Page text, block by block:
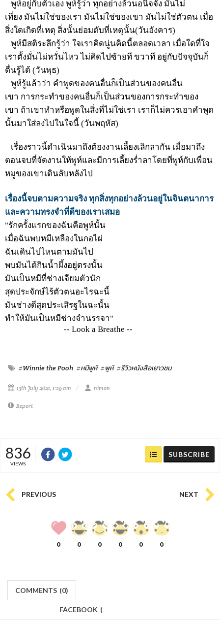
พูห์อยู่กับตัวเอง พูห์รู้ว่า ทุกอย่างล้วนอนิจจัง มันไม่
เที่ยง มันไม่ใช่ของเรา มันไม่ใช่ของเขา มันไม่ใช่ตัวตน เมื่อ
สิ่งใดเกิดที่เหตุ สิ่งนั้นย่อมดับที่เหตุนั้น(วันอังคาร)
พูห์มีสติระลึกรู้ว่า ใจเราคิดนู่นคิดนี้ตลอดเวลา เมื่อใดที่ใจ
เราตั้งมั่นไม่หวั่นไหว ไม่คิดไปซ้ายที ขวาที อยู่กับปัจจุบันก็
ตื่นรู้ได้ (วันพุธ)
พูห์รู้แล้วว่า คำพูดของคนอื่นก็เป็นส่วนของคนอื่น
เขา การกระทำของคนอื่นก็เป็นส่วนของการกระทำของ
เขา ถ้าเขาทำหรือพูดในสิ่งที่ไม่ใช่เรา เราก็ไม่ควรเอาคำพูด
นั้นมาใส่ลงไปในใจนี้ (วันพฤหัส)
เรื่องราวนี้ดำเนินมาถึงต้องงานเลี้ยงเลิกลากัน เมื่อมาถึง
ตอนจบที่จัดงานให้พูห์และมีการเลี้ยงร่ำลาโดยที่พูห์กับเพื่อน
หมูของเขาเดินลับหลังไป
เรื่องนี้จบตามความจริง ทุกสิ่งทุกอย่างล้วนอยู่ในจินตนาการ
และความทรงจำที่ดีของเราเสมอ
"รักครั้งแรกของฉันคือพูห์นั้น
เมื่อฉันพบหมีเหลืองในกอไผ่
ฉันเดินไปไหนตามมันไป
พบมันได้กินน้ำผึ้งอยู่ตรงนั้น
มันเป็นหมีที่ช่างเจียมตัวนัก
สุดประจักษ์ไร้ตัวตนอะไรฉะนี้
มันช่างดีสุดประเสิรฐในฉะนั้น
ทำให้มันเป็นหมีช่างจำนรรจา"
-- Look a Breathe --
#Winnie the Pooh #หมีพูห์ #พูห์ #รีวิวหนังสือเยาวชน
13th July 2021, 1:29 am nimon
Report
836
VIEWS
SUBSCRIBE
PREVIOUS NEXT
0 0 0 0 0 0
COMMENTS (0)
FACEBOOK (